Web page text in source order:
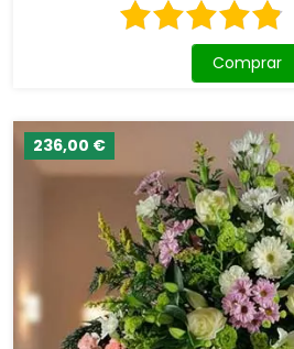
Comprar
236,00 €